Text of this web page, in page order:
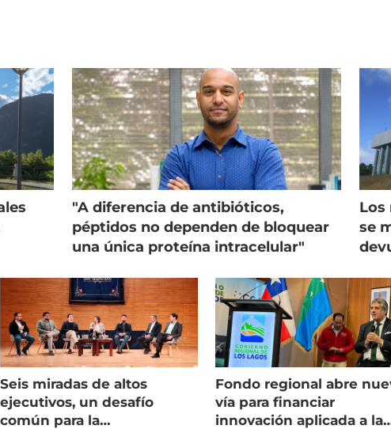
"A diferencia de antibióticos,
péptidos no dependen de bloquear
una única proteína intracelular"
Los
se
Seis miradas de altos
ejecutivos, un desafío
común para la
Fondo regional abre
vía para financiar
innovación aplicada a la